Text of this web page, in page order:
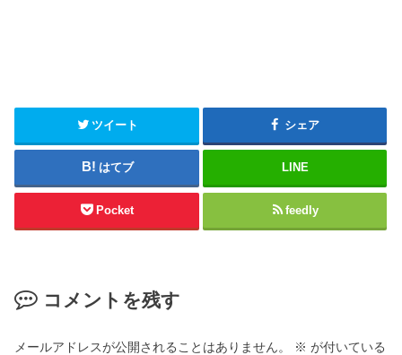
ツイート シェア
はてブ LINE
Pocket feedly
コメントを残す
メールアドレスが公開されることはありません。 ※ が付いている